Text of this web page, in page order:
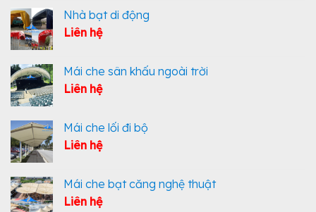
Nhà bạt di động
Liên hệ
Mái che sân khấu ngoài trời
Liên hệ
Mái che lối đi bộ
Liên hệ
Mái che bạt căng nghệ thuật
Liên hệ